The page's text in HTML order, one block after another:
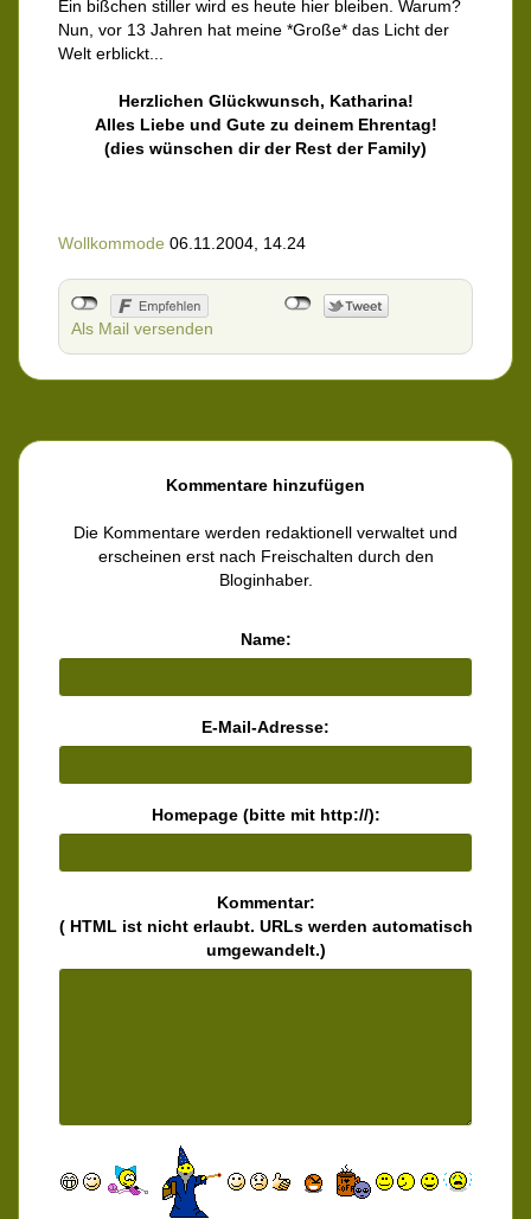
Ein bißchen stiller wird es heute hier bleiben. Warum?
Nun, vor 13 Jahren hat meine *Große* das Licht der
Welt erblickt...
Herzlichen Glückwunsch, Katharina!
Alles Liebe und Gute zu deinem Ehrentag!
(dies wünschen dir der Rest der Family)
Wollkommode 06.11.2004, 14.24
Als Mail versenden
Kommentare hinzufügen
Die Kommentare werden redaktionell verwaltet und
erscheinen erst nach Freischalten durch den
Bloginhaber.
Name:
E-Mail-Adresse:
Homepage (bitte mit http://):
Kommentar:
( HTML ist nichterlaubt. URLs werden automatisch
umgewandelt.)